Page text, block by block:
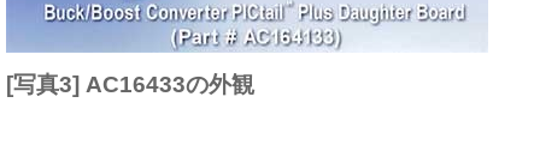
[写真3] AC16433の外観